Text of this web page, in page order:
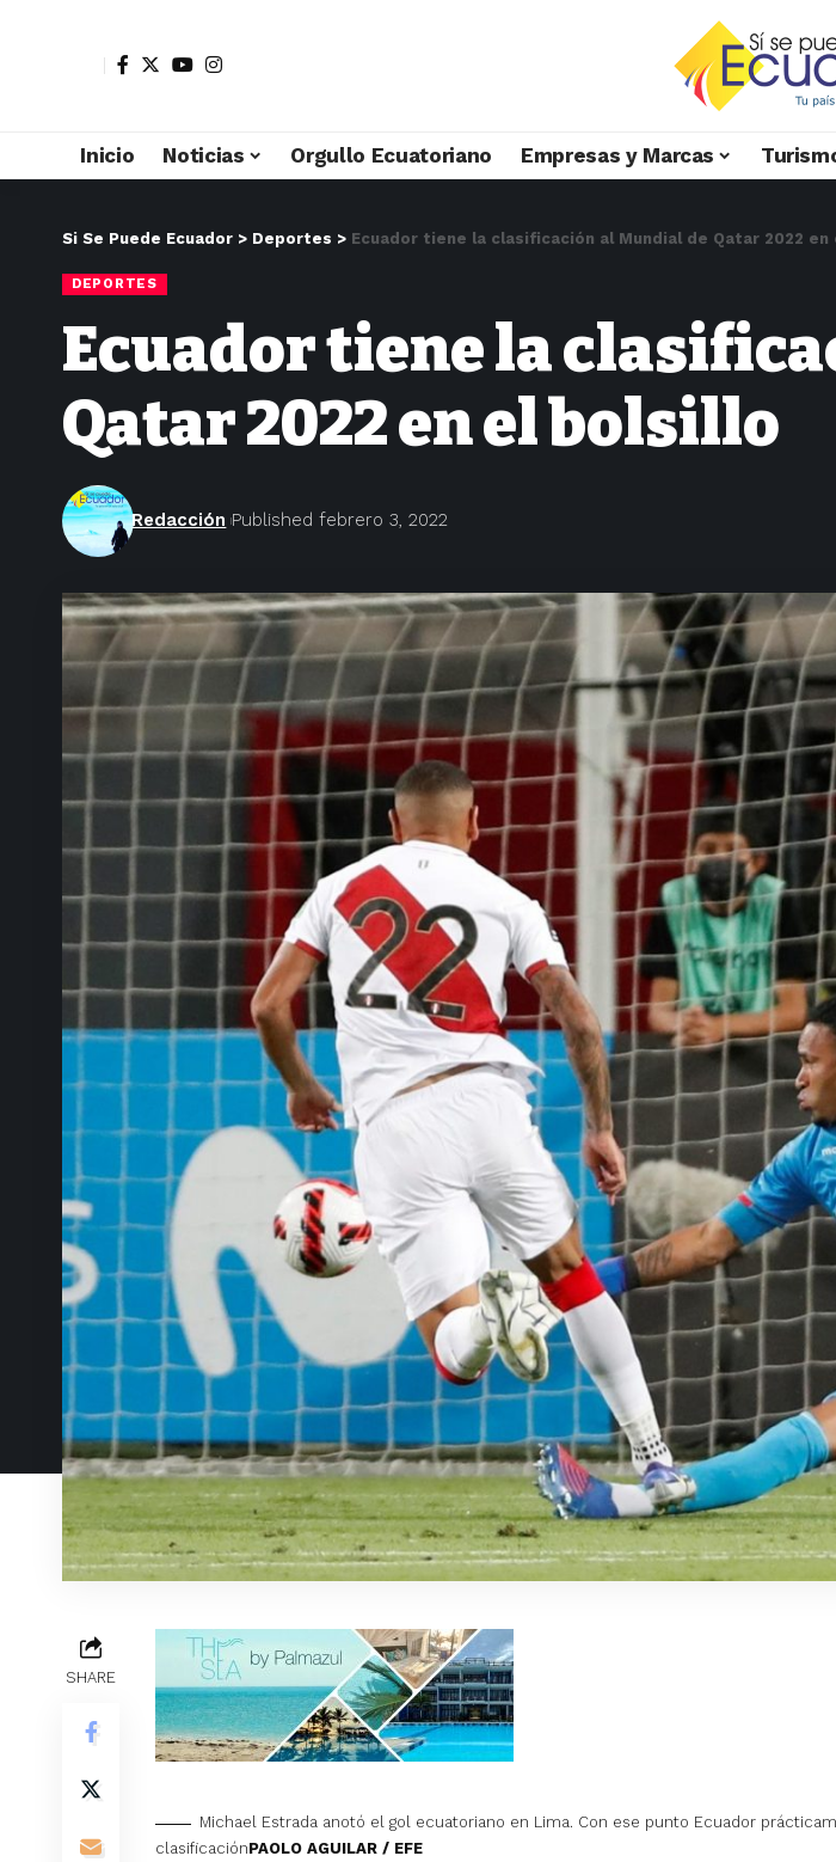
Inicio Noticias Orgullo Ecuatoriano Empresas y Marcas
Si Se Puede Ecuador > Deportes > Ecuador tiene la clasificación al Mundial de Qatar 2022
DEPORTES
Ecuador tiene la
Qatar 2022 en el bolsillo
Redacción Published febrero 3, 2022
SHARE
Michael Estrada anotó el gol ecuatoriano en Lima. Con ese punto Ecuador
clasificaciónPAOLO AGUILAR / EFE